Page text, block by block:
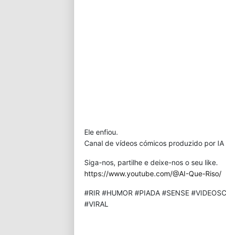
Ele enfiou.
Canal de vídeos cómicos produzido por
Siga-nos, partilhe e deixe-nos o seu like.
https://www.youtube.com/@AI-Que-Riso/
#RIR #HUMOR #PIADA #SENSE
#VIRAL